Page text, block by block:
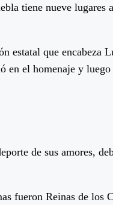
tiene nueve lugares
estatal que encabeza
en el homenaje y
de sus amores,
fueron Reinas de los